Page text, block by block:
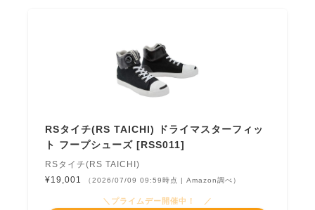
RSタイチ(RS TAICHI) ドライマスターフィッ
ト フープシューズ [RSS011]
RSタイチ(RS TAICHI)
¥19,001
（2026/07/09 09:59時点 | Amazon調べ）
＼プライムデー開催中！ ／